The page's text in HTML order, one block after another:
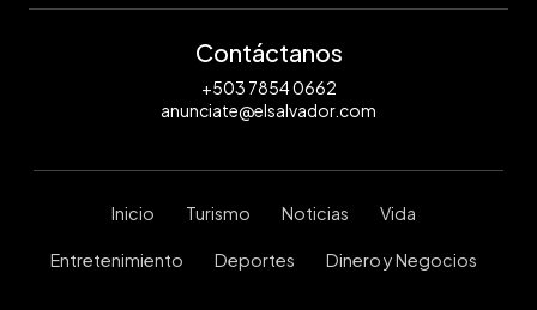
Contáctanos
+503 7854 0662
anunciate@elsalvador.com
Inicio Turismo Noticias Vida
Entretenimiento Deportes Dinero y Negocios